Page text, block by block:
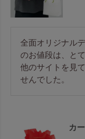
全面オリジナル
のお値段は、と
他のサイトを見
せんでした。
カ